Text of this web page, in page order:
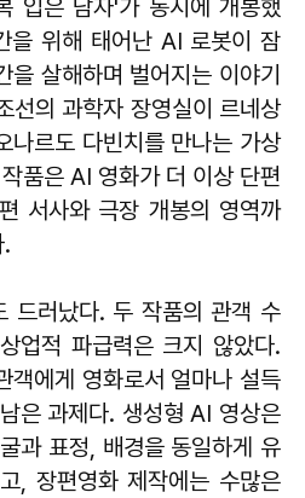
입은 남자'가 동시에 개봉했
을 위해 태어난 AI 로봇이 잠
살해하며 벌어지는 이야기
선의 과학자 장영실이 르네상
나르도 다빈치를 만나는 가상
품은 AI 영화가 더 이상 단편
서사와 극장 개봉의 영역까
드러났다. 두 작품의 관객 수
업적 파급력은 크지 않았다.
객에게 영화로서 얼마나 설득
은 과제다. 생성형 AI 영상은
과 표정, 배경을 동일하게 유
, 장편영화 제작에는 수많은